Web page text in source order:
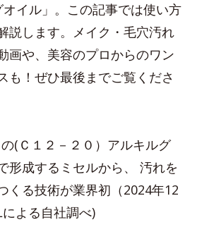
イル」。この記事では使い方
説します。メイク・毛穴汚れ
画や、美容のプロからのワン
も！ぜひ最後までご覧くださ
(Ｃ１２－２０）アルキルグ
形成するミセルから、 汚れを
くる技術が業界初（2024年12
による自社調べ)